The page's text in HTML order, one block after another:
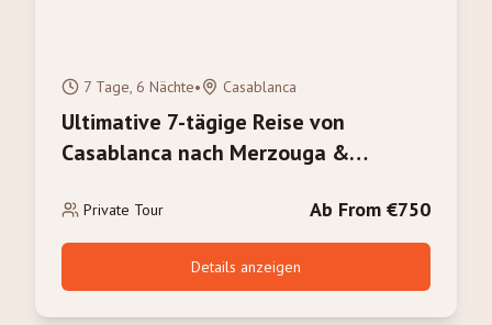
7 Tage, 6 Nächte• Casablanca
Ultimative 7-tägige Reise von
Casablanca nach Merzouga &
Erlebnis
Private Tour Ab From €750
Details anzeigen